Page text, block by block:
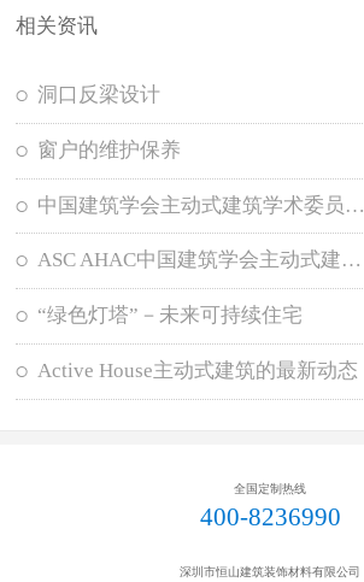
相关资讯
洞口反梁设计
窗户的维护保养
中国建筑学会主动式建筑学术委员会成立
ASC AHAC中国建筑学会主动式建筑学委会大事记
“绿色灯塔”－未来可持续住宅
Active House主动式建筑的最新动态
全国定制热线
400-8236990
深圳市恒山建筑装饰材料有限公司